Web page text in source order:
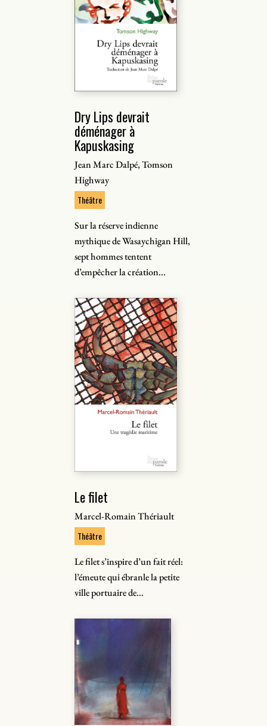
Dry Lips devrait
déménager à
Kapuskasing
Jean Marc Dalpé, Tomson
Highway
Théâtre
Sur la réserve indienne
mythique de Wasaychigan Hill,
sept hommes tentent
d’empêcher la création...
Le filet
Marcel-Romain Thériault
Théâtre
Le filet s’inspire d’un fait réel:
l’émeute qui ébranle la petite
ville portuaire de...